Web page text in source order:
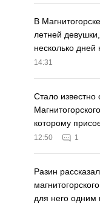
В
летней
несколько дней
14:31
Стало известно
которому
12:50 1
Разин
для него одним